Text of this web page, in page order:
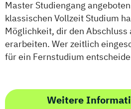
Master Studiengang
klassischen Vollzeit Studium
Möglichkeit, dir den Abschluss
erarbeiten. Wer zeitlich
für ein Fernstudium
Weitere